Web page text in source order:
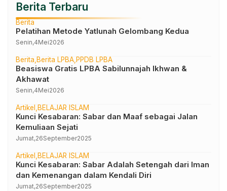
Berita Terbaru
Berita
Pelatihan Metode Yatlunah Gelombang Kedua
Senin,4Mei2026
Berita Berita LPBA PPDB LPBA
Beasiswa Gratis LPBA Sabilunnajah Ikhwan &
Akhawat
Senin,4Mei2026
Artikel BELAJAR ISLAM
Kunci Kesabaran: Sabar dan Maaf sebagai Jalan
Kemuliaan Sejati
Jumat,26September2025
Artikel BELAJAR ISLAM
Kunci Kesabaran: Sabar Adalah Setengah dari Iman
dan Kemenangan dalam Kendali Diri
Jumat,26September2025